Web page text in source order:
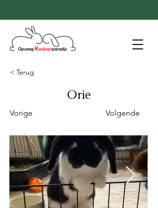
< Terug
Orie
Vorige Volgende